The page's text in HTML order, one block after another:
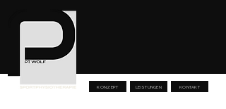
KONZEPT LEISTUNGEN KONTAKT